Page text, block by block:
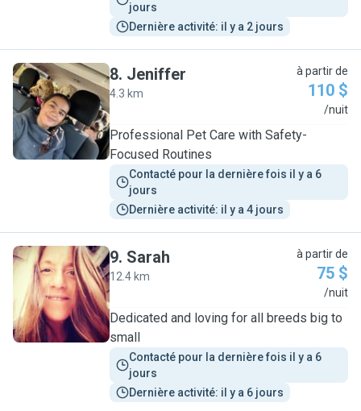
jours
Dernière activité: il y a 2 jours
J
8. Jeniffer
4.3 km
à partir de
110 $
/nuit
Professional Pet Care with Safety-
Focused Routines
Contacté pour la dernière fois il y a 6
jours
Dernière activité: il y a 4 jours
S
9. Sarah
12.4 km
à partir de
75 $
/nuit
Dedicated and loving for all breeds big to
small
Contacté pour la dernière fois il y a 6
jours
Dernière activité: il y a 6 jours